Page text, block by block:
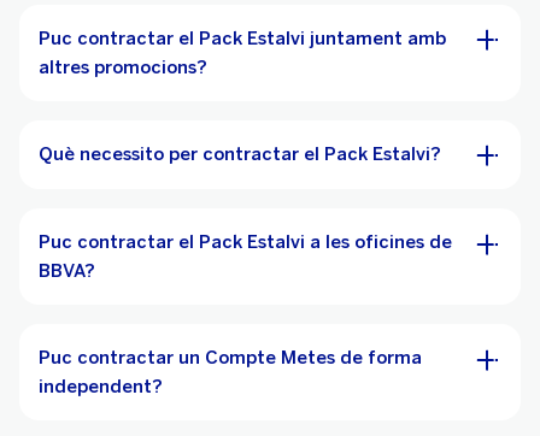
Puc contractar el Pack Estalvi juntament amb
altres promocions?
Què necessito per contractar el Pack Estalvi?
Puc contractar el Pack Estalvi a les oficines de
BBVA?
Puc contractar un Compte Metes de forma
independent?